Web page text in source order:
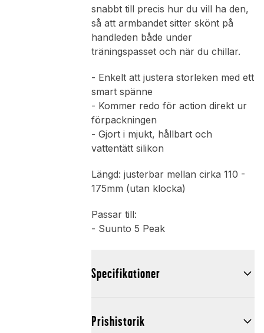
snabbt till precis hur du vill ha den,
så att armbandet sitter skönt på
handleden både under
träningspasset och när du chillar.
- Enkelt att justera storleken med ett
smart spänne
- Kommer redo för action direkt ur
förpackningen
- Gjort i mjukt, hållbart och
vattentätt silikon
Längd: justerbar mellan cirka 110 -
175mm (utan klocka)
Passar till:
- Suunto 5 Peak
Specifikationer
Prishistorik